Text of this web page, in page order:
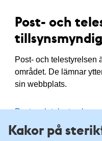
Post- och
Post- och telestyrelsen
området. De lämnar
sin webbplats.
Post- och
Kakor på